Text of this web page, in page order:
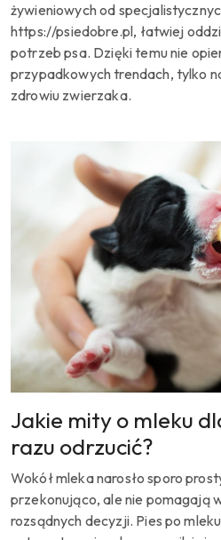
żywieniowych od
https://psiedobre.pl, łatwiej
potrzeb psa. Dzięki temu nie
przypadkowych trendach, tylko
zdrowiu zwierzaka.
Jakie mity o mleku
razu odrzucić?
Wokół mleka narosło sporo
przekonująco, ale nie pomagają
rozsądnych decyzji. Pies po